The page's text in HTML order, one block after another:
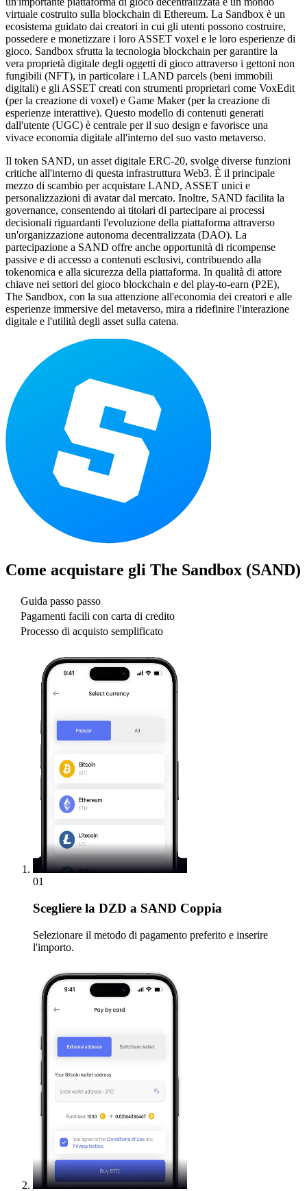
virtuale costruito sulla blockchain di Ethereum. La Sandbox è un
ecosistema guidato dai creatori in cui gli utenti possono costruire,
possedere e monetizzare i loro ASSET voxel e le loro esperienze di
gioco. Sandbox sfrutta la tecnologia blockchain per garantire la
vera proprietà digitale degli oggetti di gioco attraverso i gettoni non
fungibili (NFT), in particolare i LAND parcels (beni immobili
digitali) e gli ASSET creati con strumenti proprietari come VoxEdit
(per la creazione di voxel) e Game Maker (per la creazione di
esperienze interattive). Questo modello di contenuti generati
dall'utente (UGC) è centrale per il suo design e favorisce una
vivace economia digitale all'interno del suo vasto metaverso.
Il token SAND, un asset digitale ERC-20, svolge diverse funzioni
critiche all'interno di questa infrastruttura Web3. È il principale
mezzo di scambio per acquistare LAND, ASSET unici e
personalizzazioni di avatar dal mercato. Inoltre, SAND facilita la
governance, consentendo ai titolari di partecipare ai processi
decisionali riguardanti l'evoluzione della piattaforma attraverso
un'organizzazione autonoma decentralizzata (DAO). La
partecipazione a SAND offre anche opportunità di ricompense
passive e di accesso a contenuti esclusivi, contribuendo alla
tokenomica e alla sicurezza della piattaforma. In qualità di attore
chiave nei settori del gioco blockchain e del play-to-earn (P2E),
The Sandbox, con la sua attenzione all'economia dei creatori e alle
esperienze immersive del metaverso, mira a ridefinire l'interazione
digitale e l'utilità degli asset sulla catena.
Come acquistare gli The Sandbox (SAND)
Guida passo passo
Pagamenti facili con carta di credito
Processo di acquisto semplificato
01
Scegliere la DZD a SAND Coppia
Selezionare il metodo di pagamento preferito e inserire
l'importo.